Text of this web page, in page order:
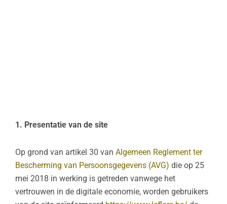
1. Presentatie van de site
Op grond van artikel 30 van Algemeen Reglement ter
Bescherming van Persoonsgegevens (AVG) die op 25
mei 2018 in werking is getreden vanwege het
vertrouwen in de digitale economie, worden gebruikers